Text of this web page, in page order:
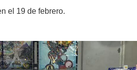
el 19 de febrero.